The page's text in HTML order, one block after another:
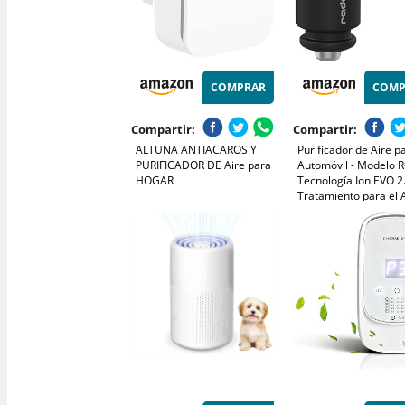
COMPRAR
Compartir:
ALTUNA ANTIACAROS Y
PURIFICADOR DE Aire para
HOGAR
Compartir:
Purificador de Aire
Automóvil - Modelo
Tecnología Ion.EVO
Tratamiento para el
Incorpora Luz LED -
para Personas
Polvo - Alta